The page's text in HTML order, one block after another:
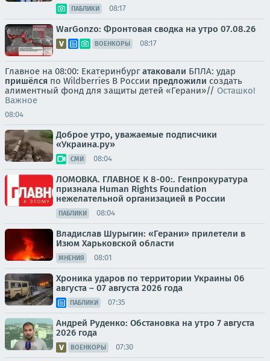
ПАБЛИКИ 08:17
WarGonzo: Фронтовая сводка на утро 07.08.26
ВОЕНКОРЫ 08:17
Главное на 08:00: Екатеринбургатаковали БПЛА: удар
пришёлся по Wildberries В России предложили создать
алиментный фонд для защиты детей «Герани»// Осташко!
Важное
08:04
Доброе утро, уважаемые подписчики
«Украина.ру»
СМИ 08:04
ЛОМОВКА. ГЛАВНОЕ К 8-00:. Генпрокуратура
признала Human Rights Foundation
нежелательной организацией в России
ПАБЛИКИ 08:04
Владислав Шурыгин: «Герани» прилетели в
Изюм Харьковской области
МНЕНИЯ 08:01
Хроника ударов по территории Украины 06
августа – 07 августа 2026 года
ПАБЛИКИ 07:35
Андрей Руденко: Обстановка на утро 7 августа
2026 года
ВОЕНКОРЫ 07:30